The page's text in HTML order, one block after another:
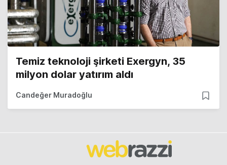
Temiz teknoloji şirketi Exergyn, 35
milyon dolar yatırım aldı
Candeğer Muradoğlu